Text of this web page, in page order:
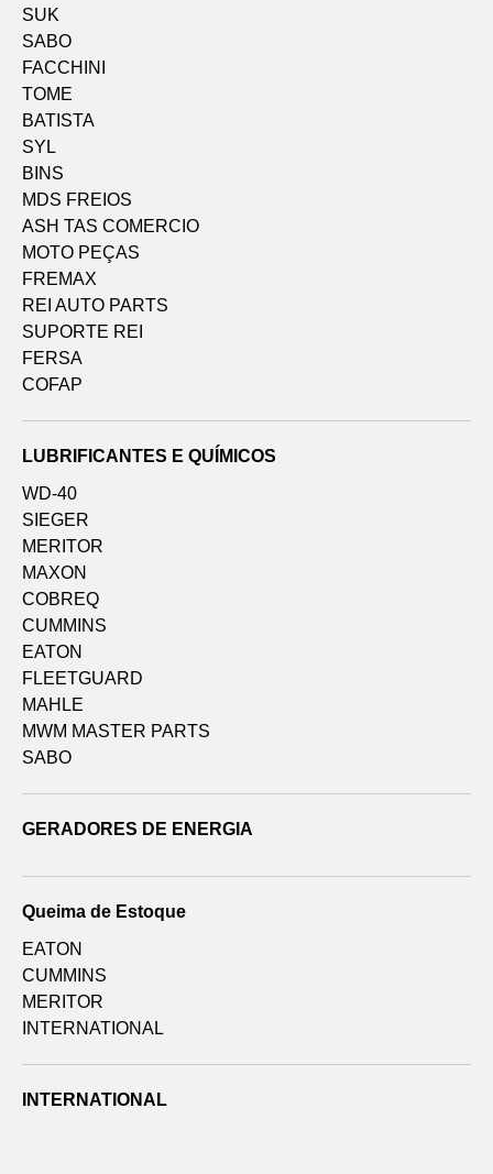
SUK
SABO
FACCHINI
TOME
BATISTA
SYL
BINS
MDS FREIOS
ASH TAS COMERCIO
MOTO PEÇAS
FREMAX
REI AUTO PARTS
SUPORTE REI
FERSA
COFAP
LUBRIFICANTES E QUÍMICOS
WD-40
SIEGER
MERITOR
MAXON
COBREQ
CUMMINS
EATON
FLEETGUARD
MAHLE
MWM MASTER PARTS
SABO
GERADORES DE ENERGIA
Queima de Estoque
EATON
CUMMINS
MERITOR
INTERNATIONAL
INTERNATIONAL